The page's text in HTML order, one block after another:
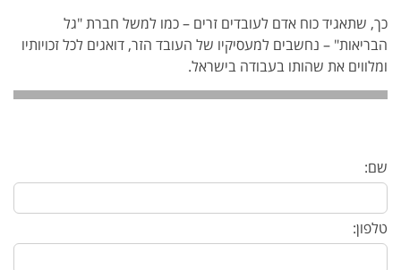
כך, שתאגיד כוח אדם לעובדים זרים – כמו למשל חברת "גל
הבריאות" – נחשבים למעסיקיו של העובד הזר, דואגים לכל זכויותיו
ומלווים את שהותו בעבודה בישראל.
שם:
טלפון: